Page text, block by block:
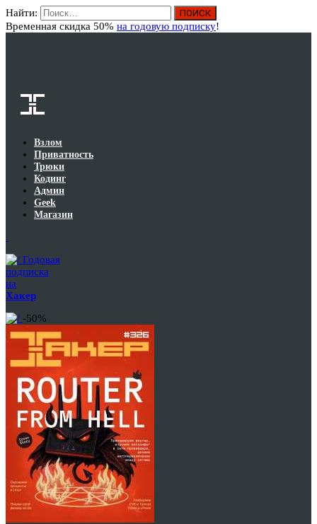
Найти:
Временная скидка 50% на годовую подписку!
Взлом
Приватность
Трюки
Кодинг
Админ
Geek
Магазин
Годовая
подписка
на
Хакер
-50%